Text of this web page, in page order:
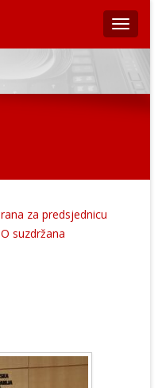
za predsjednicu
suzdržana